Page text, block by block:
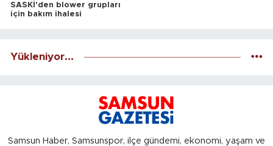
SASKİ'den blower grupları
için bakım ihalesi
Yükleniyor...
Samsun Haber, Samsunspor, ilçe gündemi, ekonomi, yaşam ve